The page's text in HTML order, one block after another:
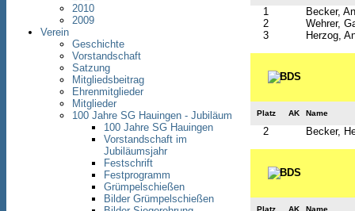
2010
2009
Verein
Geschichte
Vorstandschaft
Satzung
Mitgliedsbeitrag
Ehrenmitglieder
Mitglieder
100 Jahre SG Hauingen - Jubiläum
100 Jahre SG Hauingen
Vorstandschaft im
Jubiläumsjahr
Festschrift
Festprogramm
Grümpelschießen
Bilder Grümpelschießen
1
Becker,
2
Wehrer,
3
Herzog,
Platz AK Name
2 Becker,
Platz AK Name